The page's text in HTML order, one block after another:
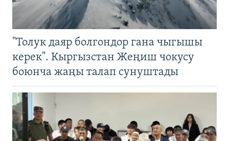
"Толук даяр болгондор гана чыгышы
керек". Кыргызстан Жеңиш чокусу
боюнча жаңы талап сунуштады